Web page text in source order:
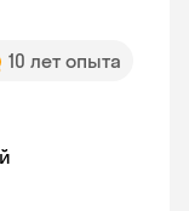
10 лет опыта